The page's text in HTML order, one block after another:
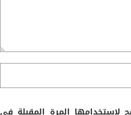
لاستخدامها المرة المقبلة في